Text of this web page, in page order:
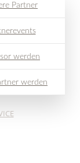
Partner
werden
werden